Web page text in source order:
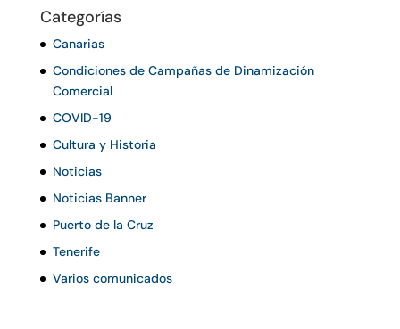
Categorías
Canarias
Condiciones de Campañas de Dinamización
Comercial
COVID-19
Cultura y Historia
Noticias
Noticias Banner
Puerto de la Cruz
Tenerife
Varios comunicados